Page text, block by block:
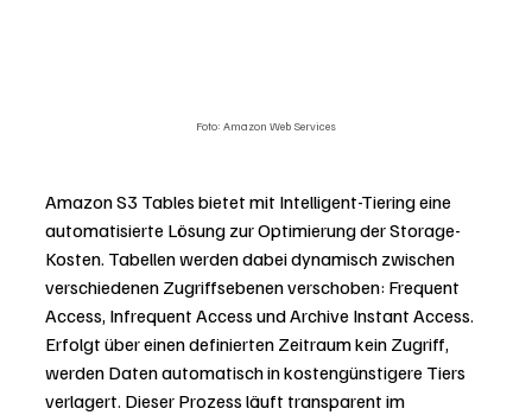
Foto: Amazon Web Services
Amazon S3 Tables bietet mit Intelligent-Tiering eine
automatisierte Lösung zur Optimierung der Storage-
Kosten. Tabellen werden dabei dynamisch zwischen
verschiedenen Zugriffsebenen verschoben: Frequent
Access, Infrequent Access und Archive Instant Access.
Erfolgt über einen definierten Zeitraum kein Zugriff,
werden Daten automatisch in kostengünstigere Tiers
verlagert. Dieser Prozess läuft transparent im